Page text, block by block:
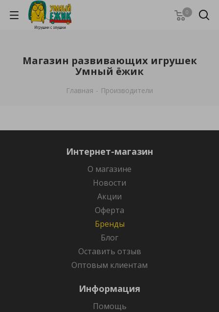
0
Магазин развивающих игрушек
Умный ёжик
Главная - Производители
Интернет-магазин
О магазине
Новости
Акции
Оферта
Бренды
Блог
Оставить отзыв
Оптовым клиентам
Информация
Помощь